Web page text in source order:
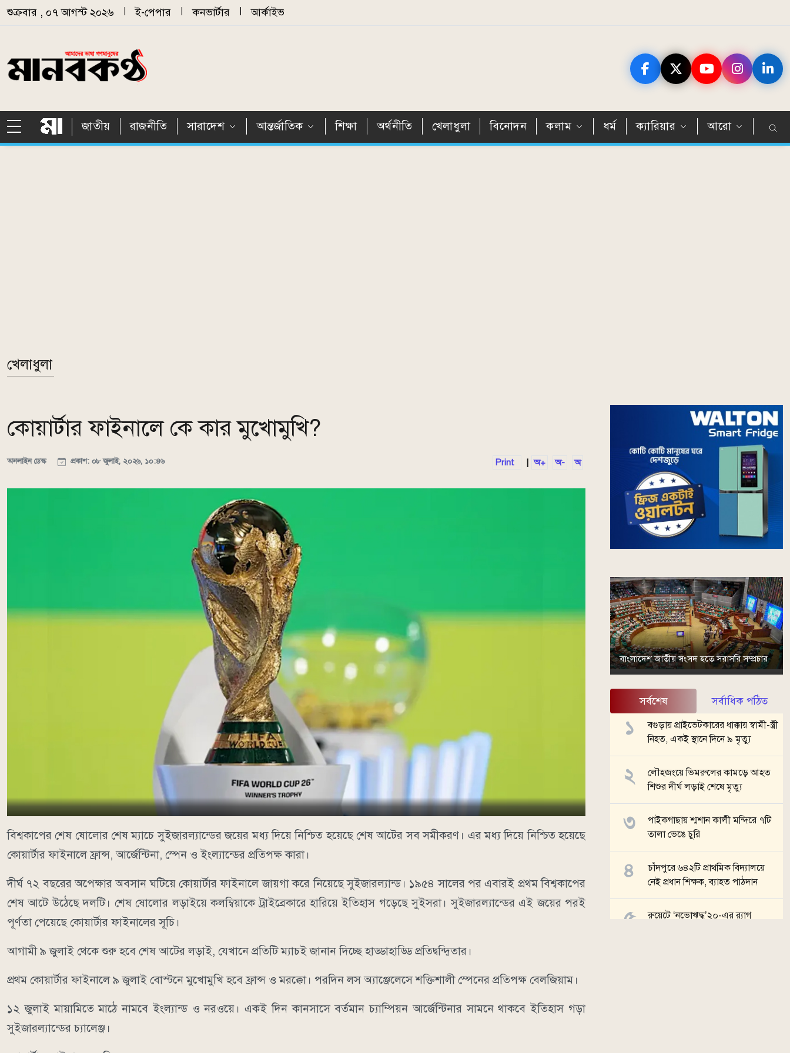
Skip to main content
শুক্রবার , ০৭ আগস্ট ২০২৬ ই-পেপার কনভার্টার আর্কাইভ
জাতীয় রাজনীতি সারাদেশ আন্তর্জাতিক শিক্ষা অর্থনীতি খেলাধুলা বিনোদন কলাম ধর্ম ক্যারিয়ার আরো
খেলাধুলা
কোয়ার্টার ফাইনালে কে কার মুখোমুখি?
অনলাইন ডেস্ক প্রকাশ: ০৮ জুলাই, ২০২৬, ১০:৪৬ Print অ+ অ- অ
বিশ্বকাপের শেষ ষোলোর শেষ ম্যাচে সুইজারল্যান্ডের জয়ের মধ্য দিয়ে নিশ্চিত হয়েছে শেষ আটের সব সমীকরণ। এর মধ্য দিয়ে নিশ্চিত হয়েছে
কোয়ার্টার ফাইনালে ফ্রান্স, আর্জেন্টিনা, স্পেন ও ইংল্যান্ডের প্রতিপক্ষ কারা।
দীর্ঘ ৭২ বছরের অপেক্ষার অবসান ঘটিয়ে কোয়ার্টার ফাইনালে জায়গা করে নিয়েছে সুইজারল্যান্ড। ১৯৫৪ সালের পর এবারই প্রথম বিশ্বকাপের
শেষ আটে উঠেছে দলটি। শেষ ষোলোর লড়াইয়ে কলম্বিয়াকে ট্রাইব্রেকারে হারিয়ে ইতিহাস গড়েছে সুইসরা। সুইজারল্যান্ডের এই জয়ের পরই
পূর্ণতা পেয়েছে কোয়ার্টার ফাইনালের সূচি।
আগামী ৯ জুলাই থেকে শুরু হবে শেষ আটের লড়াই, যেখানে প্রতিটি ম্যাচই জানান দিচ্ছে হাড্ডাহাড্ডি প্রতিদ্বন্দ্বিতার।
প্রথম কোয়ার্টার ফাইনালে ৯ জুলাই বোস্টনে মুখোমুখি হবে ফ্রান্স ও মরক্কো। পরদিন লস অ্যাঞ্জেলেসে শক্তিশালী স্পেনের প্রতিপক্ষ বেলজিয়াম।
১২ জুলাই মায়ামিতে মাঠে নামবে ইংল্যান্ড ও নরওয়ে। একই দিন কানসাসে বর্তমান চ্যাম্পিয়ন আর্জেন্টিনার সামনে থাকবে ইতিহাস গড়া
সুইজারল্যান্ডের চ্যালেঞ্জ।
বাংলাদেশ জাতীয় সংসদ হতে সরাসরি সম্প্রচার
সর্বশেষ সর্বাধিক পঠিত
বগুড়ায় প্রাইভেটকারের ধাক্কায় স্বামী-স্ত্রী
নিহত, একই স্থানে দিনে ৯ মৃত্যু
লৌহজংয়ে ভিমরুলের কামড়ে আহত
শিশুর দীর্ঘ লড়াই শেষে মৃত্যু
পাইকগাছায় শ্মশান কালী মন্দিরে ৭টি
তালা ভেঙে চুরি
চাঁদপুরে ৬৪২টি প্রাথমিক বিদ্যালয়ে
নেই প্রধান শিক্ষক, ব্যাহত পাঠদান
রুয়েটে ‘নভোঋদ্ধ’২০-এর র‍্যাগ